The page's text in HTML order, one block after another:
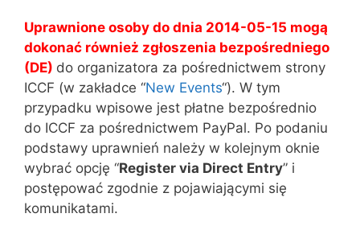
Uprawnione osoby do dnia 2014-05-15 mogą
dokonać również zgłoszenia bezpośredniego
(DE) do organizatora za pośrednictwem strony
ICCF (w zakładce “New Events“). W tym
przypadku wpisowe jest płatne bezpośrednio
do ICCF za pośrednictwem PayPal. Po podaniu
podstawy uprawnień należy w kolejnym oknie
wybrać opcję “Register via Direct Entry” i
postępować zgodnie z pojawiającymi się
komunikatami.